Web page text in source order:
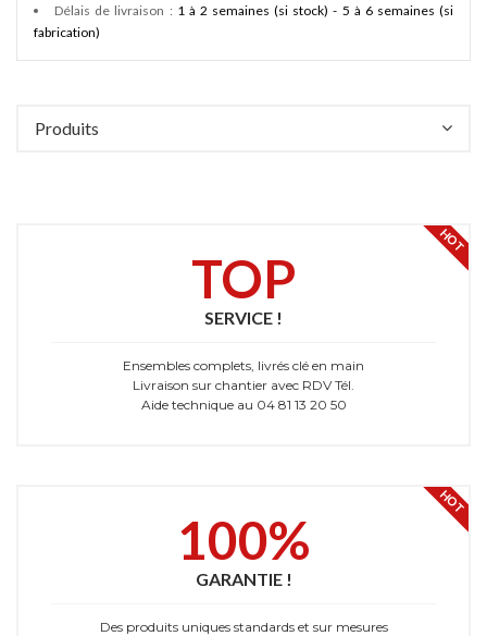
Délais de livraison : 1 à 2 semaines (si stock) - 5 à 6 semaines (si
fabrication)
Produits
HOT
TOP
SERVICE !
Ensembles complets, livrés clé en main
Livraison sur chantier avec RDV Tél.
Aide technique au 04 81 13 20 50
HOT
100%
GARANTIE !
Des produits uniques standards et sur mesures